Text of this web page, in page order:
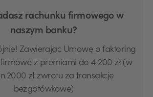
rachunku firmowego w
naszym banku?
Zawierając Umowę o faktoring
firmowe z premiami do 4 200 zł (w
zł zwrotu za transakcje
bezgotówkowe)